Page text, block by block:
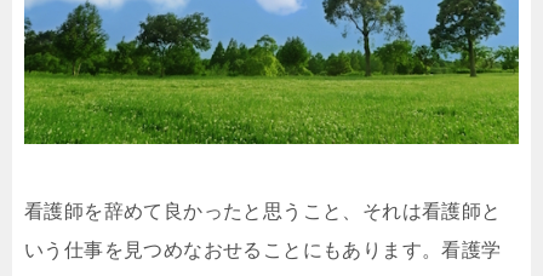
看護師を辞めて良かったと思うこと、それは看護師と
いう仕事を見つめなおせることにもあります。看護学